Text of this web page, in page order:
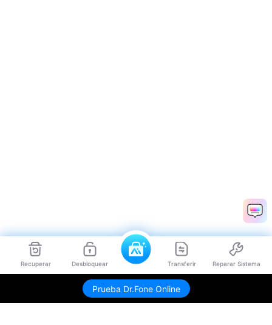
Recuperar Desbloquear Transferir Reparar Sistema
Prueba Dr.Fone Online